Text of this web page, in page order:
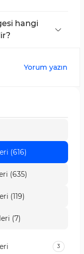
için Bollinger
hangi
dilimleri uzun
Yorum yazın
(616)
(635)
(119)
(7)
3